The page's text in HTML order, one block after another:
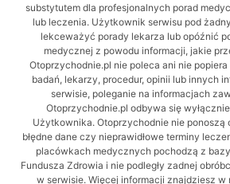
substytutem dla profesjonalnych porad
lub leczenia. Użytkownik serwisu pod
lekceważyć porady lekarza lub opóźnić
medycznej z powodu informacji, jakie
Otoprzychodnie.pl nie poleca ani nie
badań, lekarzy, procedur, opinii lub innych
serwisie, poleganie na informacjach
Otoprzychodnie.pl odbywa się
Użytkownika. Otoprzychodnie nie ponoszą
błędne dane czy nieprawidłowe terminy
placówkach medycznych pochodzą z
Fundusza Zdrowia i nie podległy zadnej
w serwisie. Więcej informacji znajdziesz w